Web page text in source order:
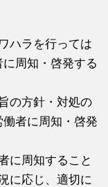
ハラを行っては
周知・啓発する
の方針・対処の
者に周知・啓発
に周知すること
に応じ、適切に